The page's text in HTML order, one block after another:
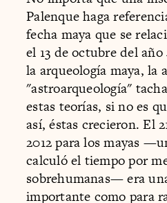
Palenque haga
fecha maya que se
el 13 de octubre del
la arqueología maya, la
"astroarqueología"
estas teorías, si no es
así, éstas crecieron. El
2012 para los mayas
calculó el tiempo por
sobrehumanas— era
importante como para